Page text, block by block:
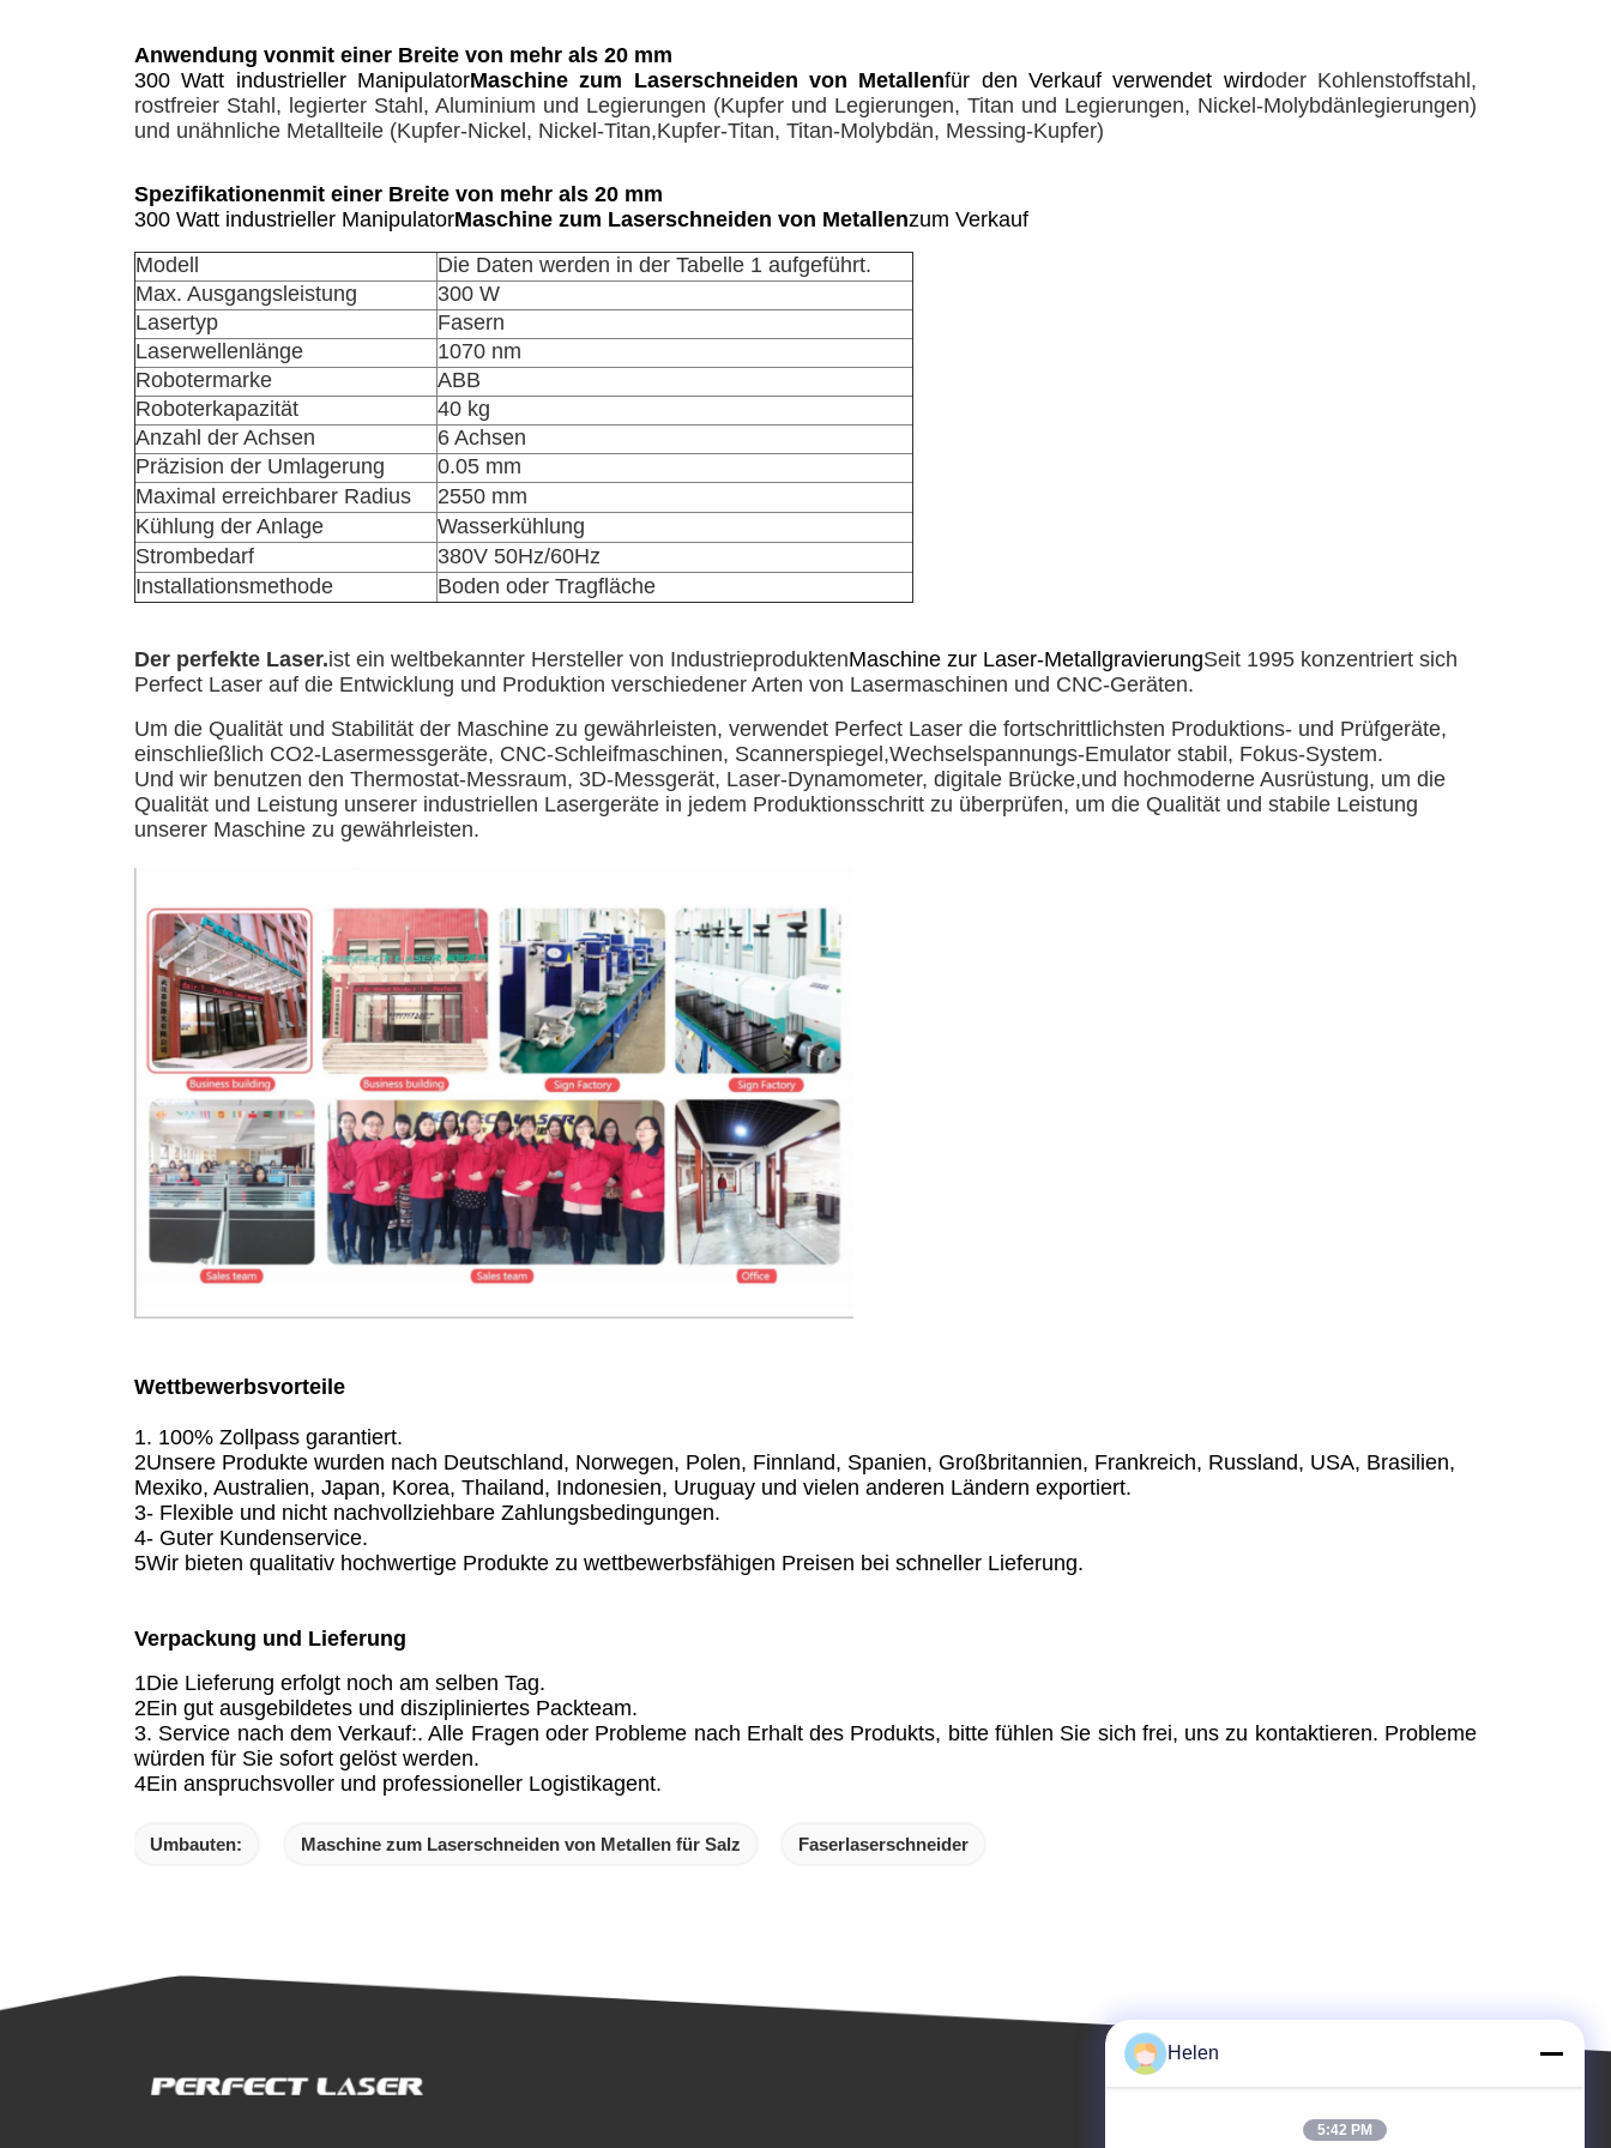
Anwendung vonmit einer Breite von mehr als 20 mm
300 Watt industrieller ManipulatorMaschine zum Laserschneiden von Metallenfür den Verkauf verwendet wirdoder Kohlenstoffstahl,
rostfreier Stahl, legierter Stahl, Aluminium und Legierungen (Kupfer und Legierungen, Titan und Legierungen, Nickel-Molybdänlegierungen)
und unähnliche Metallteile (Kupfer-Nickel, Nickel-Titan,Kupfer-Titan, Titan-Molybdän, Messing-Kupfer)
Spezifikationenmit einer Breite von mehr als 20 mm
300 Watt industrieller ManipulatorMaschine zum Laserschneiden von Metallenzum Verkauf
Modell
Die Daten werden in der Tabelle 1 aufgeführt.
Max. Ausgangsleistung
300 W
Lasertyp
Fasern
Laserwellenlänge
1070 nm
Robotermarke
ABB
Roboterkapazität
40 kg
Anzahl der Achsen
6 Achsen
Präzision der Umlagerung
0.05 mm
Maximal erreichbarer Radius
2550 mm
Kühlung der Anlage
Wasserkühlung
Strombedarf
380V 50Hz/60Hz
Installationsmethode
Boden oder Tragfläche
Der perfekte Laser.ist ein weltbekannter Hersteller von IndustrieproduktenMaschine zur Laser-MetallgravierungSeit 1995 konzentriert sich
Perfect Laser auf die Entwicklung und Produktion verschiedener Arten von Lasermaschinen und CNC-Geräten.
Um die Qualität und Stabilität der Maschine zu gewährleisten, verwendet Perfect Laser die fortschrittlichsten Produktions- und Prüfgeräte,
einschließlich CO2-Lasermessgeräte, CNC-Schleifmaschinen, Scannerspiegel,Wechselspannungs-Emulator stabil, Fokus-System.
Und wir benutzen den Thermostat-Messraum, 3D-Messgerät, Laser-Dynamometer, digitale Brücke,und hochmoderne Ausrüstung, um die
Qualität und Leistung unserer industriellen Lasergeräte in jedem Produktionsschritt zu überprüfen, um die Qualität und stabile Leistung
unserer Maschine zu gewährleisten.
Wettbewerbsvorteile
1. 100% Zollpass garantiert.
2Unsere Produkte wurden nach Deutschland, Norwegen, Polen, Finnland, Spanien, Großbritannien, Frankreich, Russland, USA, Brasilien,
Mexiko, Australien, Japan, Korea, Thailand, Indonesien, Uruguay und vielen anderen Ländern exportiert.
3- Flexible und nicht nachvollziehbare Zahlungsbedingungen.
4- Guter Kundenservice.
5Wir bieten qualitativ hochwertige Produkte zu wettbewerbsfähigen Preisen bei schneller Lieferung.
Verpackung und Lieferung
1Die Lieferung erfolgt noch am selben Tag.
2Ein gut ausgebildetes und diszipliniertes Packteam.
3. Service nach dem Verkauf:. Alle Fragen oder Probleme nach Erhalt des Produkts, bitte fühlen Sie sich frei, uns zu kontaktieren. Probleme
würden für Sie sofort gelöst werden.
4Ein anspruchsvoller und professioneller Logistikagent.
Umbauten: Maschine zum Laserschneiden von Metallen für Salz Faserlaserschneider
Helen
5:42 PM